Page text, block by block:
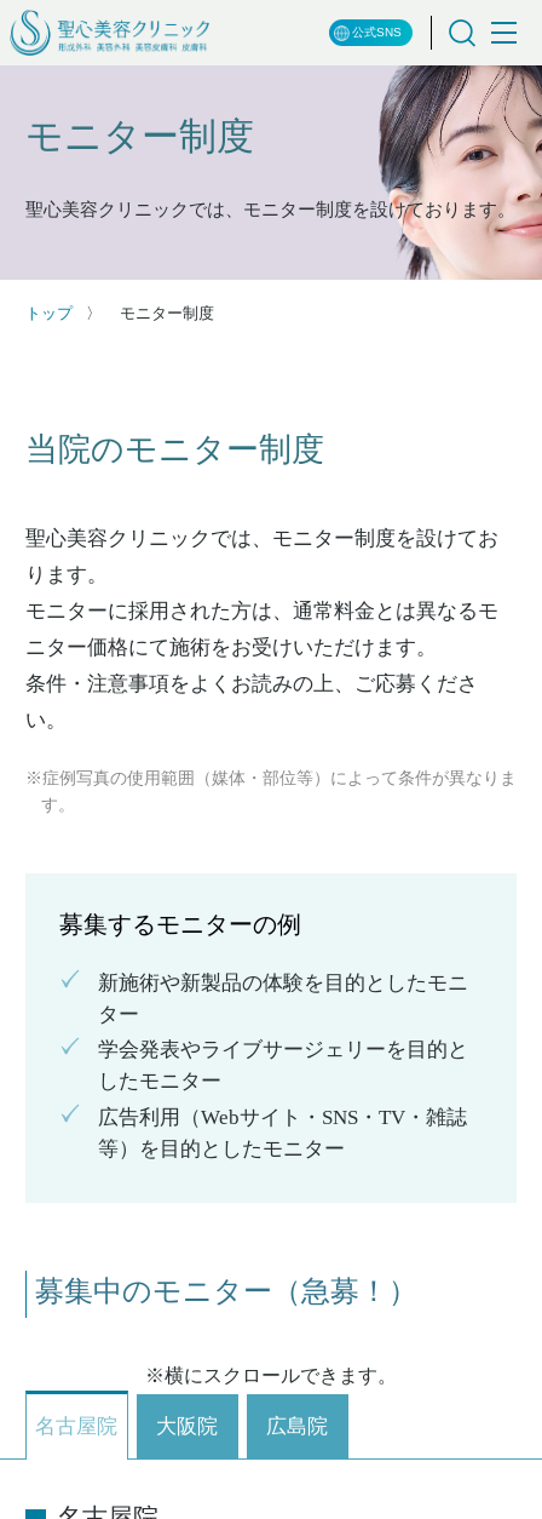
公式SNS
モニター制度
聖心美容クリニックでは、モニター制度を設けております。
トップ モニター制度
当院のモニター制度
聖心美容クリニックでは、モニター制度を設けてお
ります。
モニターに採用された方は、通常料金とは異なるモ
ニター価格にて施術をお受けいただけます。
条件・注意事項をよくお読みの上、ご応募くださ
い。
※症例写真の使用範囲（媒体・部位等）によって条件が異なりま
す。
募集するモニターの例
新施術や新製品の体験を目的としたモニ
ター
学会発表やライブサージェリーを目的と
したモニター
広告利用（Webサイト・SNS・TV・雑誌
等）を目的としたモニター
募集中のモニター（急募！）
※横にスクロールできます。
名古屋院 大阪院 広島院